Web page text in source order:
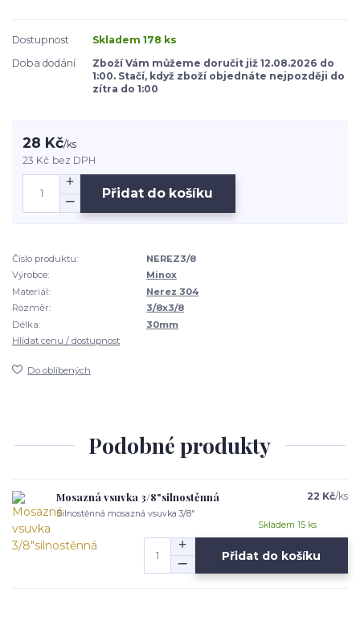
Dostupnost
Skladem 178 ks
Doba dodání
Zboží Vám můžeme doručit již 12.08.2026 do
1:00. Stačí, když zboží objednáte nejpozději do
zítra do 1:00
28 Kč/ks
23 Kč bez DPH
Přidat do košíku
Číslo produktu:
NEREZ3/8
Výrobce:
Minox
Materiál:
Nerez 304
Rozměr:
3/8x3/8
Délka:
30mm
Hlídat cenu / dostupnost
Do oblíbených
Podobné produkty
Mosazná vsuvka 3/8"silnostěnná
Silnostěnná mosazná vsuvka 3/8"
22 Kč/ks
Skladem 15 ks
Přidat do košíku